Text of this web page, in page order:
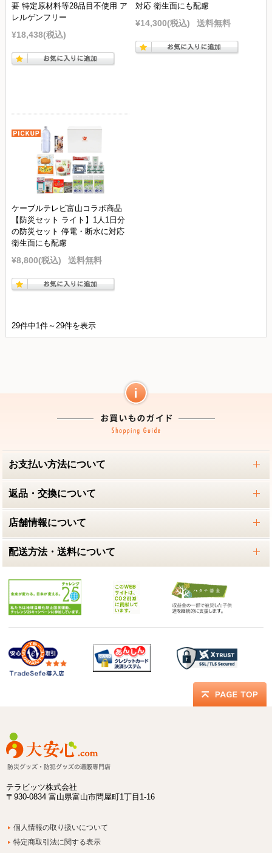
要 特定原材料等28品目不使用 ア
レルゲンフリー
¥18,438(税込)
対応 衛生面にも配慮
¥14,300(税込) 送料無料
ケーブルテレビ富山コラボ商品
【防災セット ライト】1人1日分
の防災セット 停電・断水に対応
衛生面にも配慮
¥8,800(税込) 送料無料
29件中1件～29件を表示
お支払い方法について
返品・交換について
店舗情報について
配送方法・送料について
テラビッツ株式会社
〒930-0834 富山県富山市問屋町1丁目1-16
個人情報の取り扱いについて
特定商取引法に関する表示